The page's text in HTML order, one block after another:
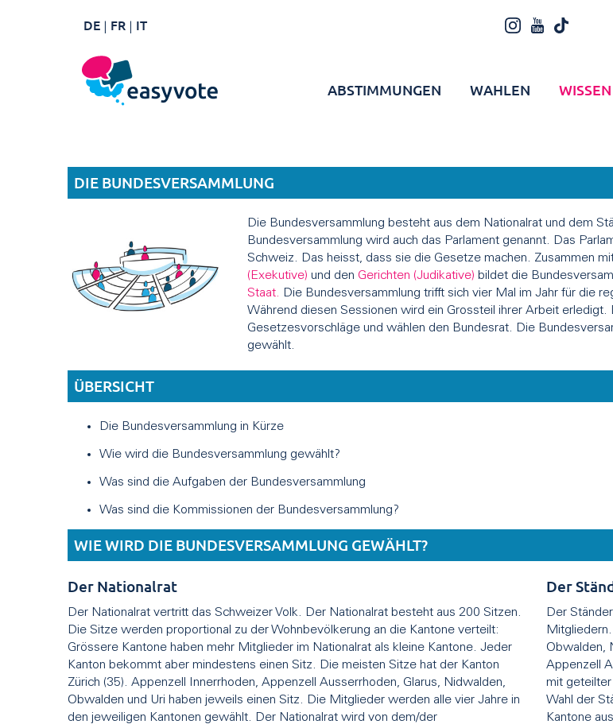
DE FR IT
ABSTIMMUNGEN WAHLEN WISSEN
DIE BUNDESVERSAMMLUNG
Die Bundesversammlung besteht aus dem Nationalrat und dem
Bundesversammlung wird auch das Parlament genannt. Das
Schweiz. Das heisst, dass sie die Gesetze machen. Zusammen
(Exekutive) und den Gerichten (Judikative) bildet die
Staat. Die Bundesversammlung trifft sich vier Mal im Jahr für die
Während diesen Sessionen wird ein Grossteil ihrer Arbeit erledigt.
Gesetzesvorschläge und wählen den Bundesrat. Die
gewählt.
ÜBERSICHT
Die Bundesversammlung in Kürze
Wie wird die Bundesversammlung gewählt?
Was sind die Aufgaben der Bundesversammlung
Was sind die Kommissionen der Bundesversammlung?
WIE WIRD DIE BUNDESVERSAMMLUNG GEWÄHLT?
Der Nationalrat
Der Nationalrat vertritt das Schweizer Volk. Der Nationalrat besteht aus 200 Sitzen.
Die Sitze werden proportional zu der Wohnbevölkerung an die Kantone verteilt:
Grössere Kantone haben mehr Mitglieder im Nationalrat als kleine Kantone. Jeder
Kanton bekommt aber mindestens einen Sitz. Die meisten Sitze hat der Kanton
Zürich (35). Appenzell Innerrhoden, Appenzell Ausserrhoden, Glarus, Nidwalden,
Obwalden und Uri haben jeweils einen Sitz. Die Mitglieder werden alle vier Jahre in
den jeweiligen Kantonen gewählt. Der Nationalrat wird von dem/der
Der
Der
Obwalden,
Appenzell
mit
Wahl der
Kantone